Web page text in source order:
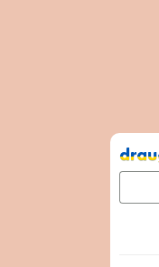
Pāriet
uz
saturu